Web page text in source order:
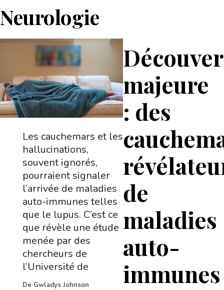
Neurologie
majeure
: des
de
maladies
auto-
Les cauchemars et les
hallucinations,
souvent ignorés,
pourraient signaler
l’arrivée de maladies
auto-immunes telles
que le lupus. C’est ce
que révèle une étude
menée par des
chercheurs de
l’Université de
De Gwladys Johnson